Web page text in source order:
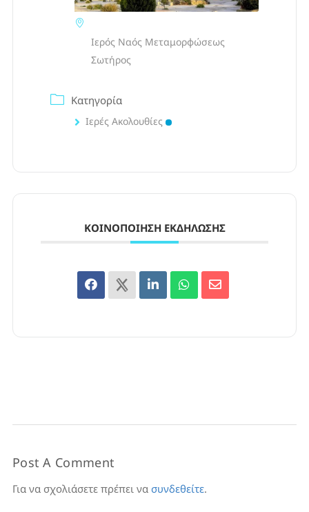
Ιερός Ναός Μεταμορφώσεως
Σωτήρος
Κατηγορία
Ιερές Ακολουθίες
ΚΟΙΝΟΠΟΊΗΣΗ ΕΚΔΉΛΩΣΗΣ
Post A Comment
Για να σχολιάσετε πρέπει να συνδεθείτε.